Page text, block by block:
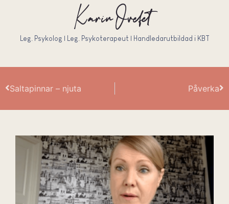
Karin Ovefelt
Leg. Psykolog | Leg. Psykoterapeut | Handledarutbildad i KBT
Saltapinnar – njuta Påverka